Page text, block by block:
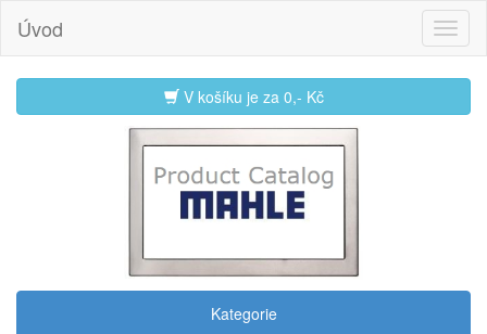
Úvod
V košíku je za 0,- Kč
Kategorie